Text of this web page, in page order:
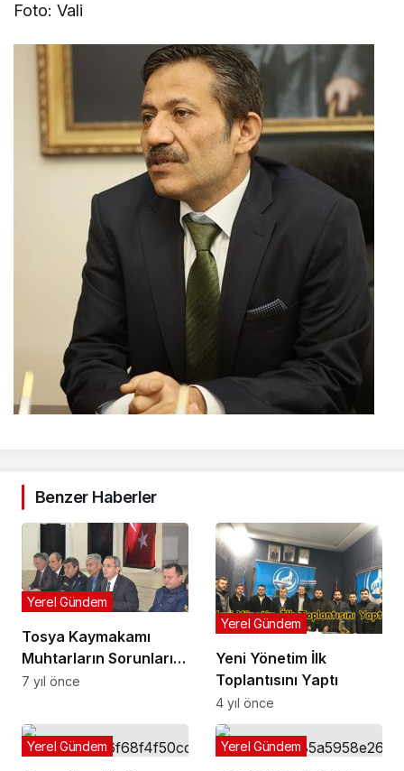
Foto: Vali
Benzer Haberler
Tosya Kaymakamı
Muhtarların Sorunlarını
Dinledi
Yerel Gündem
7 yıl önce
Yeni Yönetim İlk
Toplantısını Yaptı
Yerel Gündem
4 yıl önce
Yerel Gündem Yerel Gündem